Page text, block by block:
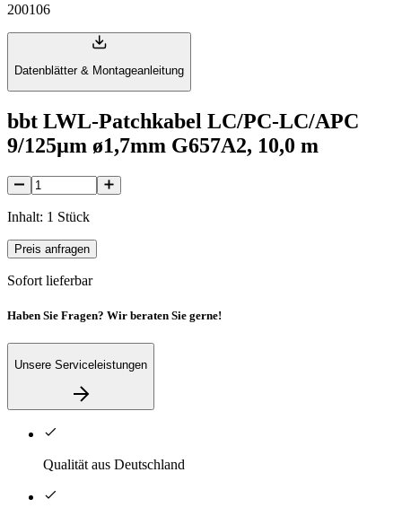
200106
Datenblätter & Montageanleitung
bbt LWL-Patchkabel LC/PC-LC/APC
9/125µm ø1,7mm G657A2, 10,0 m
Inhalt: 1 Stück
Preis anfragen
Sofort lieferbar
Haben Sie Fragen? Wir beraten Sie gerne!
Unsere Serviceleistungen
Qualität aus Deutschland